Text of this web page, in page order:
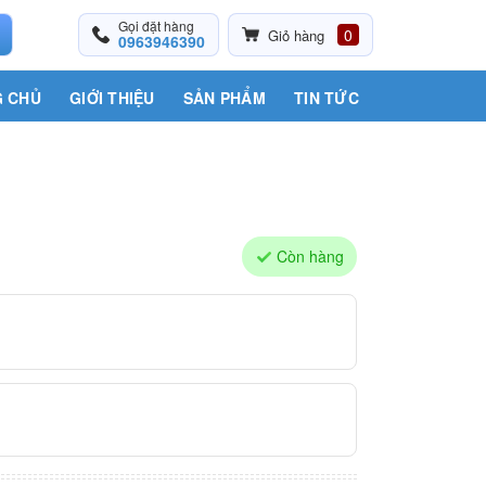
Gọi đặt hàng
0963946390 Giỏ hàng 0
CHỦ GIỚI THIỆU SẢN PHẨM TIN TỨC
Còn hàng